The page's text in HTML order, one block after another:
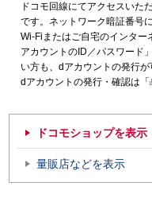
ドコモ回線にてアクセスいた
です。ネットワーク暗証番号
Wi-Fiまたはご自宅のインター
アカウントのID／パスワード
い方も、dアカウントの発行が
dアカウントの発行・確認は「
ドコモショップを表示
量販店などを表示